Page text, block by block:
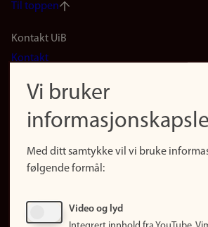
Til toppen
Footer
(no)
Kontakt UiB
Kontakt
Finn forsker
Presse
Finn studier
Ledige stillinger
Vi bruker
Med ditt samtykke vil vi bruke
følgende formål:
Video og lyd